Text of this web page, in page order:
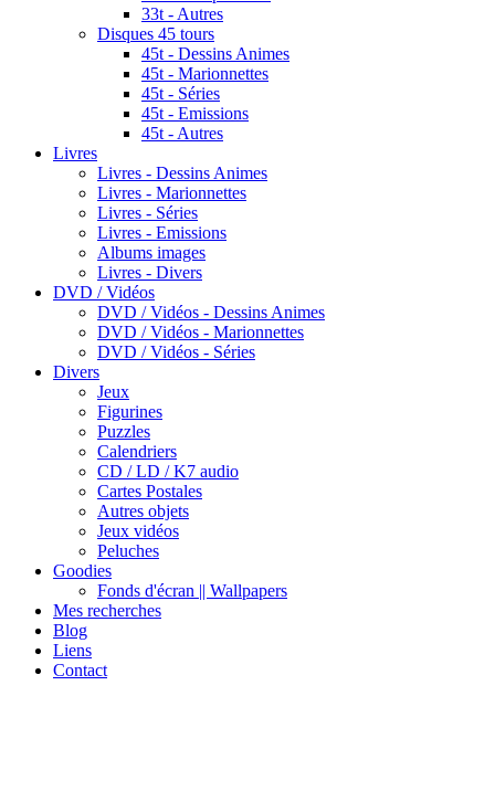
33t - Autres
Disques 45 tours
45t - Dessins Animes
45t - Marionnettes
45t - Séries
45t - Emissions
45t - Autres
Livres
Livres - Dessins Animes
Livres - Marionnettes
Livres - Séries
Livres - Emissions
Albums images
Livres - Divers
DVD / Vidéos
DVD / Vidéos - Dessins Animes
DVD / Vidéos - Marionnettes
DVD / Vidéos - Séries
Divers
Jeux
Figurines
Puzzles
Calendriers
CD / LD / K7 audio
Cartes Postales
Autres objets
Jeux vidéos
Peluches
Goodies
Fonds d'écran || Wallpapers
Mes recherches
Blog
Liens
Contact